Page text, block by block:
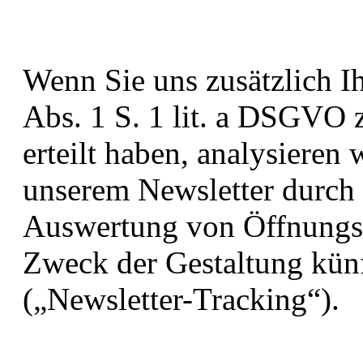
Wenn Sie uns zusätzlich
Abs. 1 S. 1 lit. a DSGVO
erteilt haben, analysieren
unserem Newsletter
Auswertung von
Zweck der Gestaltung
(„Newsletter-Tracking“).